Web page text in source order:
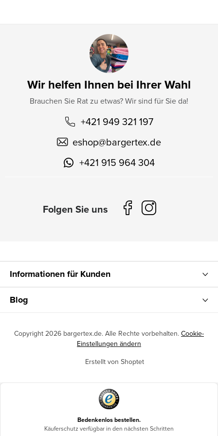
Wir helfen Ihnen bei Ihrer Wahl
Brauchen Sie Rat zu etwas? Wir sind für Sie da!
+421 949 321 197
eshop@bargertex.de
+421 915 964 304
Informationen für Kunden
Blog
Erstellt von Shoptet
Copyright 2026 bargertex.de. Alle Rechte vorbehalten. Cookie-
Einstellungen ändern